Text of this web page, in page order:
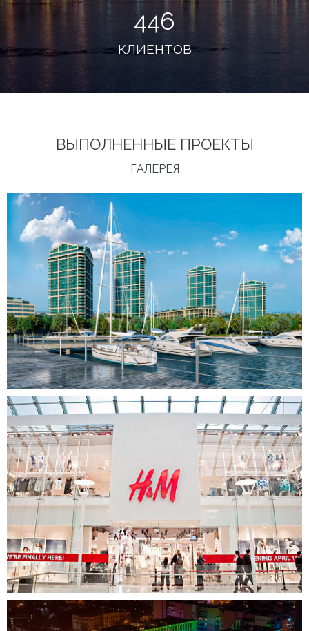
446
КЛИЕНТОВ
ВЫПОЛНЕННЫЕ ПРОЕКТЫ
ГАЛЕРЕЯ